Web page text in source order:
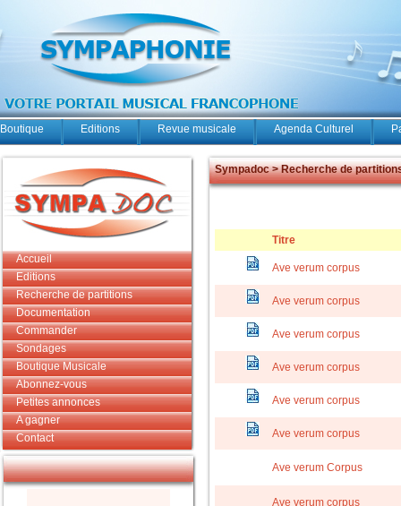
Boutique Editions Revue musicale Agenda Culturel
Accueil
Editions
Recherche de partitions
Documentation
Commander
Sondages
Boutique Musicale
Abonnez-vous
Petites annonces
A gagner
Contact
Sympadoc > Recherche de
Titre
Ave verum corpus
Ave verum corpus
Ave verum corpus
Ave verum corpus
Ave verum corpus
Ave verum corpus
Ave verum Corpus
Ave verum corpus